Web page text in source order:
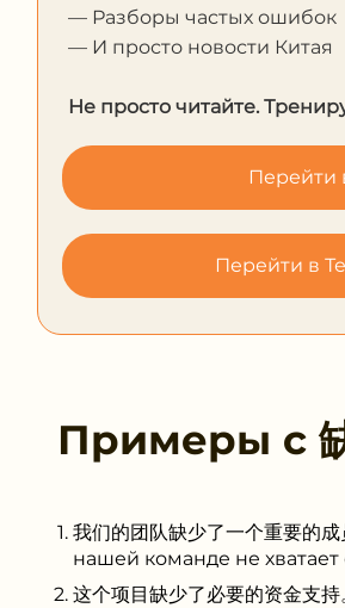
— Разборы частых ошибок
— И просто новости Китая
Не просто читайте.
Перейти
Перейти в
Примеры с
我们的团队缺少了一个重要
нашей команде не хватает
这个项目缺少了必要的资金